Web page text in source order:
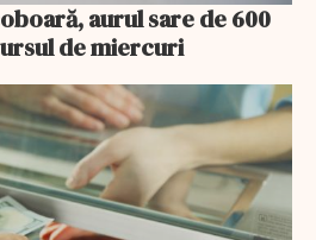
aurul sare de 600
de miercuri